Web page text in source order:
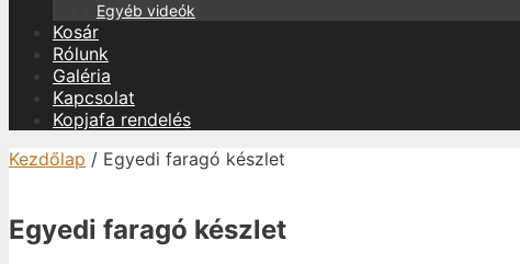
Egyéb videók
Kosár
Rólunk
Galéria
Kapcsolat
Kopjafa rendelés
Kezdőlap / Egyedi faragó készlet
Egyedi faragó készlet